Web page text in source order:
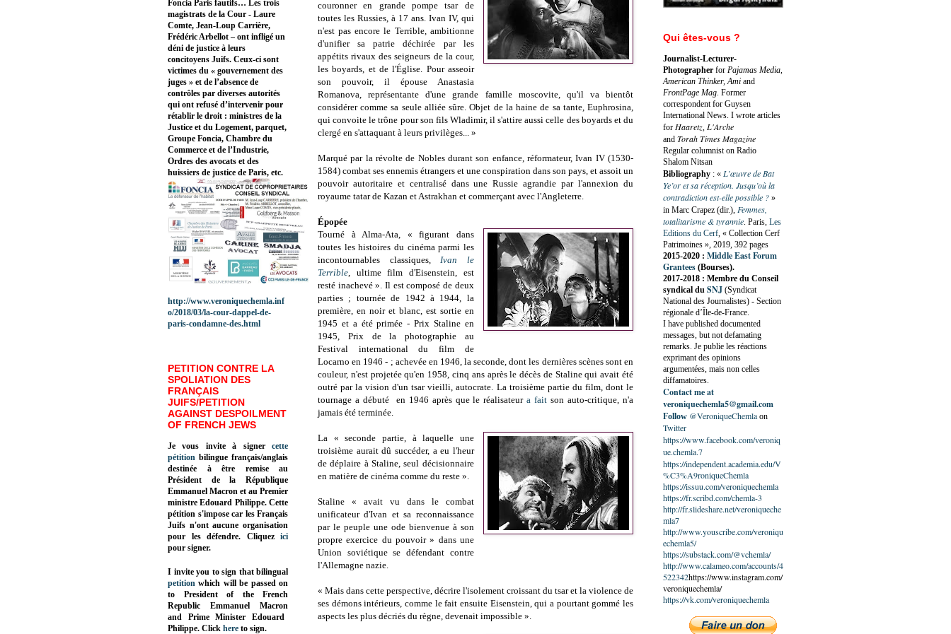
couronner en grande pompe tsar de
toutes les Russies, à 17 ans. Ivan IV, qui
n'est pas encore le Terrible, ambitionne
d'unifier sa patrie déchirée par les
appétits rivaux des seigneurs de la cour,
les boyards, et de l'Église. Pour asseoir
son pouvoir, il épouse Anastasia
Romanova, représentante d'une grande famille moscovite, qu'il va bientôt
considérer comme sa seule alliée sûre. Objet de la haine de sa tante, Euphrosina,
qui convoite le trône pour son fils Wladimir, il s'attire aussi celle des boyards et du
clergé en s'attaquant à leurs privilèges... »
Marqué par la révolte de Nobles durant son enfance, réformateur, Ivan IV (1530-
1584) combat ses ennemis étrangers et une conspiration dans son pays, et assoit un
pouvoir autoritaire et centralisé dans une Russie agrandie par l'annexion du
royaume tatar de Kazan et Astrakhan et commerçant avec l'Angleterre.
Épopée
Tourné à Alma-Ata, « figurant dans
toutes les histoires du cinéma parmi les
incontournables classiques,Ivan le
Terrible, ultime film d'Eisenstein, est
resté inachevé ». Il est composé de deux
parties ; tournée de 1942 à 1944, la
première, en noir et blanc, est sortie en
1945 et a été primée - Prix Staline en
1945, Prix de la photographie au
Festival international du film de
Locarno en 1946 - ; achevée en 1946, la seconde, dont les dernières scènes sont en
couleur, n'est projetée qu'en 1958, cinq ans après le décès de Staline qui avait été
outré par la vision d'un tsar vieilli, autocrate. La troisième partie du film, dont le
tournage a débuté en 1946 après que le réalisateura fait son auto-critique, n'a
jamais été terminée.
La « seconde partie, à laquelle une
troisième aurait dû succéder, a eu l'heur
de déplaire à Staline, seul décisionnaire
en matière de cinéma comme du reste ».
Staline « avait vu dans le combat
unificateur d'Ivan et sa reconnaissance
par le peuple une ode bienvenue à son
propre exercice du pouvoir » dans une
Union soviétique se défendant contre
l'Allemagne nazie.
« Mais dans cette perspective, décrire l'isolement croissant du tsar et la violence de
ses démons intérieurs, comme le fait ensuite Eisenstein, qui a pourtant gommé les
aspects les plus décriés du règne, devenait impossible ».
Foncia Paris fautifs… Les trois
magistrats de la Cour - Laure
Comte, Jean-Loup Carrière,
Frédéric Arbellot – ont infligé un
déni de justice à leurs
concitoyens Juifs. Ceux-ci sont
victimes du « gouvernement des
juges » et de l’absence de
contrôles par diverses autorités
qui ont refusé d’intervenir pour
rétablir le droit : ministres de la
Justice et du Logement, parquet,
Groupe Foncia, Chambre du
Commerce et de l’Industrie,
Ordres des avocats et des
huissiers de justice de Paris, etc.
http://www.veroniquechemla.inf
o/2018/03/la-cour-dappel-de-
paris-condamne-des.html
PETITION CONTRE LA
SPOLIATION DES
FRANÇAIS
JUIFS/PETITION
AGAINST DESPOILMENT
OF FRENCH JEWS
Je vous invite à signer cette
pétition bilingue français/anglais
destinée à être remise au
Président de la République
Emmanuel Macron et au Premier
ministre Edouard Philippe. Cette
pétition s'impose car les Français
Juifs n'ont aucune organisation
pour les défendre. Cliquez
ici
pour signer.
I invite you to sign that bilingual
petition which will be passed on
to President of the French
Republic Emmanuel Macron
and Prime Minister Edouard
Philippe. Click here to sign.
Qui êtes-vous ?
Journalist-Lecturer-
Photographer for Pajamas Media,
American Thinker, Ami and
FrontPage Mag. Former
correspondent for Guysen
International News. I wrote articles
for Haaretz, L'Arche
and Torah Times Magazine
Regular columnist on Radio
Shalom Nitsan
Bibliography : « L’œuvre de Bat
Ye’or et sa réception. Jusqu’où la
contradiction est-elle possible ? »
in Marc Crapez (dir.), Femmes,
totalitarisme & tyrannie. Paris, Les
Editions du Cerf, « Collection Cerf
Patrimoines », 2019, 392 pages
2015-2020 : Middle East Forum
Grantees (Bourses).
2017-2018 : Membre du Conseil
syndical du SNJ (Syndicat
National des Journalistes) - Section
régionale d’Île-de-France.
I have published documented
messages, but not defamating
remarks. Je publie les réactions
exprimant des opinions
argumentées, mais non celles
diffamatoires.
Contact me at
veroniquechemla5@gmail.com
Follow @VeroniqueChemlaon
Twitter
https://www.facebook.com/veroniq
ue.chemla.7
https://independent.academia.edu/V
%C3%A9roniqueChemla
https://issuu.com/veroniquechemla
https://fr.scribd.com/chemla-3
http://fr.slideshare.net/veroniqueche
mla7
http://www.youscribe.com/veroniqu
echemla5/
https://substack.com/@vchemla/
http://www.calameo.com/accounts/4
522342https://www.instagram.com/
veroniquechemla/
https://vk.com/veroniquechemla